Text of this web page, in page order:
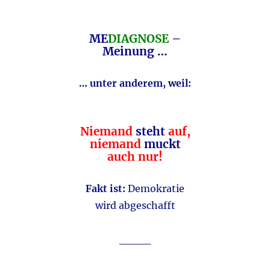
MEDIAGNOSE–
Meinung …
… unter anderem, weil:
Niemand stehtauf,
niemand muckt
auch nur!
Fakt ist: Demokratie
wird abgeschafft